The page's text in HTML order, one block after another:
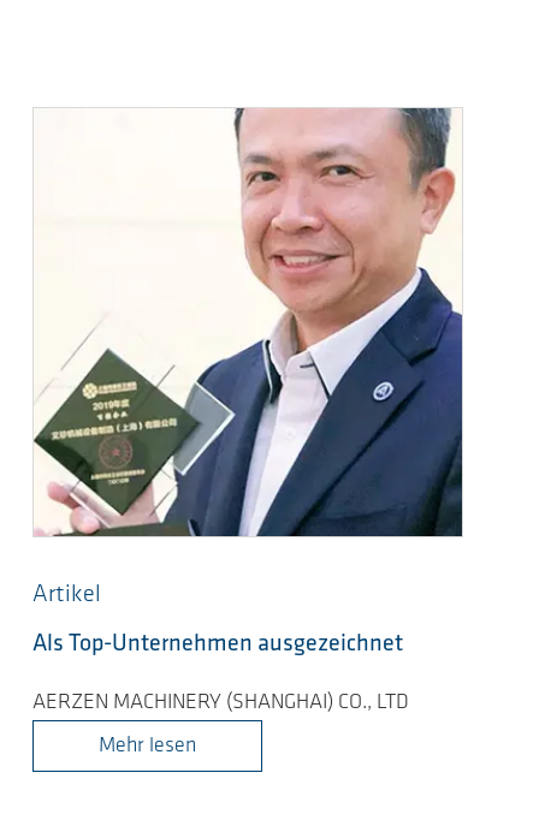
Artikel
Als Top-Unternehmen ausgezeichnet
AERZEN MACHINERY (SHANGHAI) CO., LTD
Mehr lesen